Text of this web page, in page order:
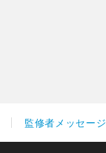
監修者メッセージ